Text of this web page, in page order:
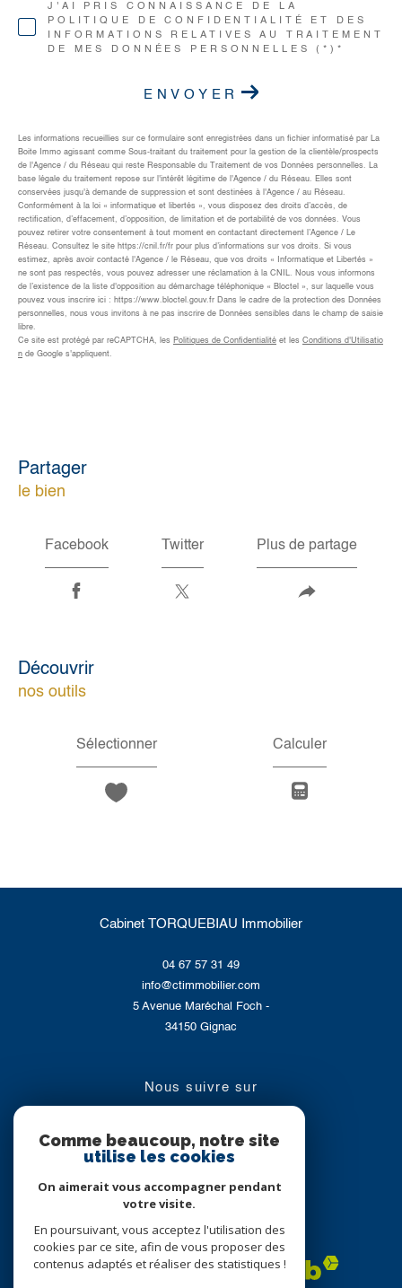
J'AI PRIS CONNAISSANCE DE LA
POLITIQUE DE CONFIDENTIALITÉ ET DES
INFORMATIONS RELATIVES AU TRAITEMENT
DE MES DONNÉES PERSONNELLES (*)*
ENVOYER
Les informations recueillies sur ce formulaire sont enregistrées dans un fichier informatisé par La
Boite Immo agissant comme Sous-traitant du traitement pour la gestion de la clientèle/prospects
de l'Agence / du Réseau qui reste Responsable du Traitement de vos Données personnelles. La
base légale du traitement repose sur l'intérêt légitime de l'Agence / du Réseau. Elles sont
conservées jusqu'à demande de suppression et sont destinées à l'Agence / au Réseau.
Conformément à la loi « informatique et libertés », vous disposez des droits d’accès, de
rectification, d’effacement, d’opposition, de limitation et de portabilité de vos données. Vous
pouvez retirer votre consentement à tout moment en contactant directement l’Agence / Le
Réseau. Consultez le site https://cnil.fr/fr pour plus d’informations sur vos droits. Si vous
estimez, après avoir contacté l'Agence / le Réseau, que vos droits « Informatique et Libertés »
ne sont pas respectés, vous pouvez adresser une réclamation à la CNIL. Nous vous informons
de l’existence de la liste d'opposition au démarchage téléphonique « Bloctel », sur laquelle vous
pouvez vous inscrire ici : https://www.bloctel.gouv.fr Dans le cadre de la protection des Données
personnelles, nous vous invitons à ne pas inscrire de Données sensibles dans le champ de saisie
libre.
Ce site est protégé par reCAPTCHA, les Politiques de Confidentialité et les Conditions d'Utilisatio
n de Google s'appliquent.
partager
le bien
Facebook Twitter Plus de partage
découvrir
nos outils
Sélectionner Calculer
Cabinet TORQUEBIAU Immobilier
04 67 57 31 49
info@ctimmobilier.com
5 Avenue Maréchal Foch -
34150
Gignac
nous suivre sur
Adhérents
Comme beaucoup, notre site
utilise les cookies
On aimerait vous accompagner pendant
votre visite.
En poursuivant, vous acceptez l'utilisation des
cookies par ce site, afin de vous proposer des
contenus adaptés et réaliser des statistiques !